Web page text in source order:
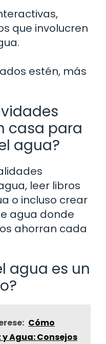
que involucren
estén, más
casa para
agua?
leer libros
o incluso crear
agua donde
ahorran cada
agua es un
Cómo
Agua: Consejos